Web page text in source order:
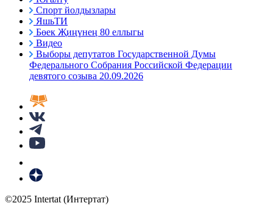
Спорт йолдызлары
ЯшьТИ
Бөек Җиңүнең 80 еллыгы
Видео
Выборы депутатов Государственной Думы
Федерального Собрания Российской Федерации
девятого созыва 20.09.2026
©2025 Intertat (Интертат)